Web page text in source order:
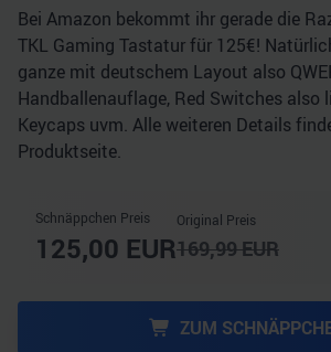
Bei Amazon bekommt ihr gerade die
TKL Gaming Tastatur für 125€!
ganze mit deutschem Layout also
Handballenauflage, Red Switches also
Keycaps uvm. Alle weiteren Details
Produktseite.
Schnäppchen Preis
125,00 EUR
Original Preis
169,99EUR
ZUM